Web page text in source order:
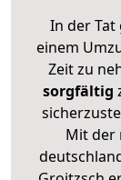
In der Tat
einem
Zeit zu
sorgfältig
Mit der